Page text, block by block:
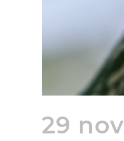
29 nov